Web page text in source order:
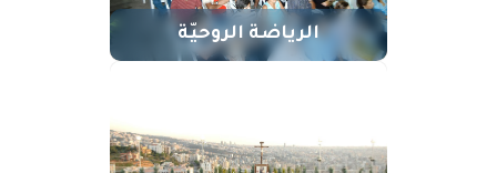
الرياضة الروحيّة